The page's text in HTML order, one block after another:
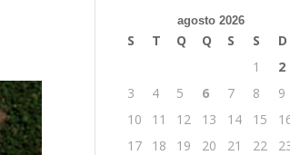
agosto 2026
S T Q Q S S
D
1
2
3
4 5 6 7 8
9
10
11 12 13 14 15
17
18 19 20 21 22